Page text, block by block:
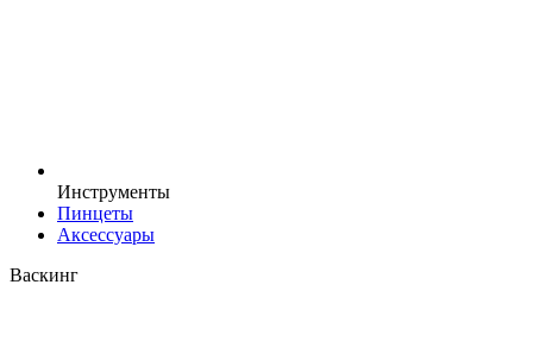
Инструменты
Пинцеты
Аксессуары
Васкинг